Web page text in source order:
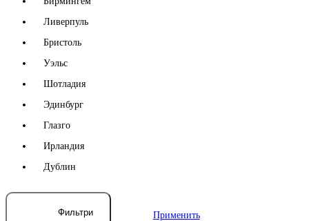
Ливерпуль
Бристоль
Уэльс
Шотладия
Эдинбург
Глазго
Ирландия
Дублин
Фильтри Применить